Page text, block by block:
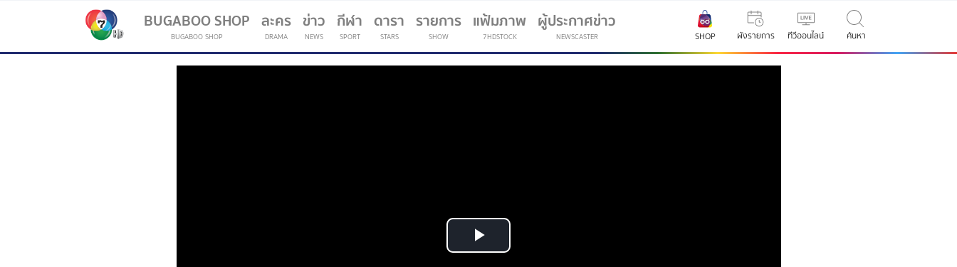
BUGABOO SHOP
BUGABOO SHOP
ละคร
DRAMA
ข่าว
NEWS
กีฬา
SPORT
(current)
ดารา
STARS
รายการ
SHOW
แฟ้มภาพ
7HDSTOCK
ผู้ประกาศข่าว
NEWSCASTER SHOP ผังรายการ ทีวีออนไลน์ ค้นหา
Play